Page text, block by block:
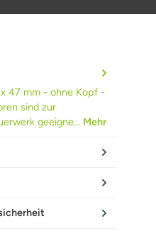
47 mm - ohne Kopf -
sind zur
geeigne… Mehr